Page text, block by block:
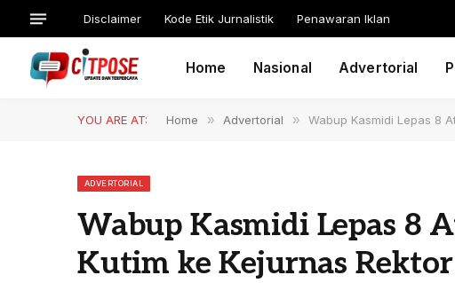
Disclaimer Kode Etik Jurnalistik Penawaran Iklan
Home Nasional Advertorial
YOU ARE AT: Home » Advertorial » Wabup Kasmidi Lepas 8
ADVERTORIAL
Wabup Kasmidi Lepas 8
Kutim ke Kejurnas